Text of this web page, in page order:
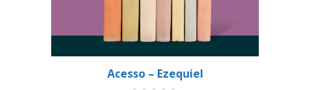
Acesso – Ezequiel